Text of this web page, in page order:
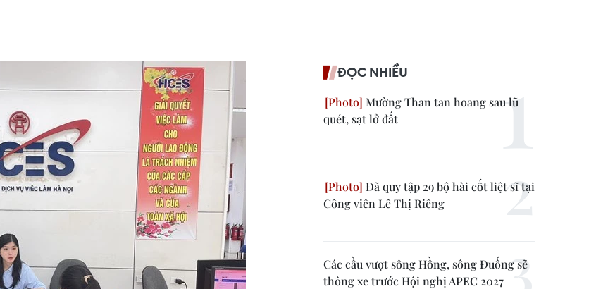
ĐỌC NHIỀU
Mường Than tan hoang sau lũ
quét, sạt lở đất
Đã quy tập 29 bộ hài cốt liệt sĩ tại
Công viên Lê Thị Riêng
Các cầu vượt sông Hồng, sông Đuống sẽ
thông xe trước Hội nghị APEC 2027